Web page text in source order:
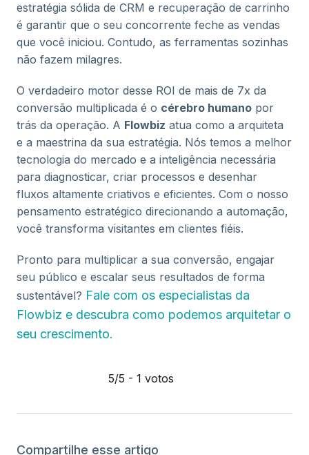
estratégia sólida de CRM e recuperação de carrinho
é garantir que o seu concorrente feche as vendas
que você iniciou. Contudo, as ferramentas sozinhas
não fazem milagres.
O verdadeiro motor desse ROI de mais de 7x da
conversão multiplicada é o cérebro humano por
trás da operação. A Flowbiz atua como a arquiteta
e a maestrina da sua estratégia. Nós temos a melhor
tecnologia do mercado e a inteligência necessária
para diagnosticar, criar processos e desenhar
fluxos altamente criativos e eficientes. Com o nosso
pensamento estratégico direcionando a automação,
você transforma visitantes em clientes fiéis.
Pronto para multiplicar a sua conversão, engajar
seu público e escalar seus resultados de forma
sustentável? Fale com os especialistas da
Flowbiz e descubra como podemos arquitetar o
seu crescimento.
5/5 - 1 votos
Compartilhe esse artigo